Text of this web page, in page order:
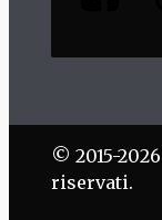
© 2015-
riservati.